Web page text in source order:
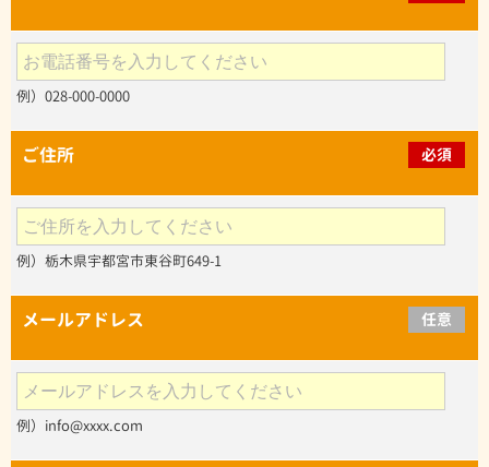
例）028-000-0000
ご住所 必須
例）栃木県宇都宮市東谷町649-1
メールアドレス 任意
例）info@xxxx.com